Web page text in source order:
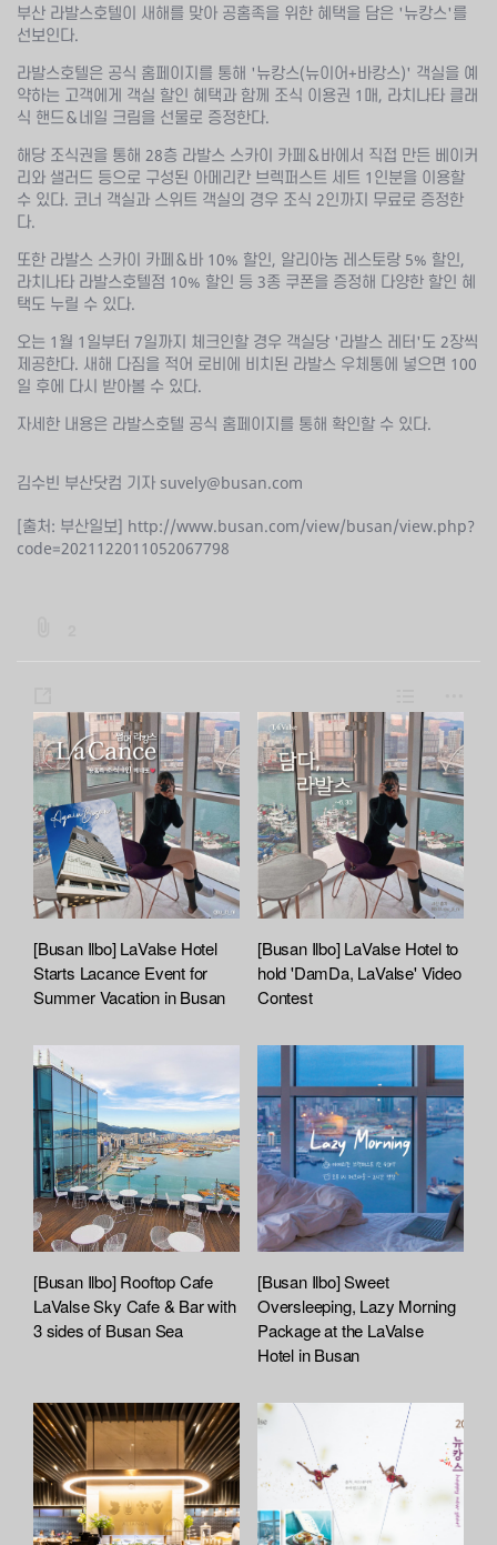
부산 라발스호텔이 새해를 맞아 공홈족을 위한 혜택을 담은 '뉴캉스'를
선보인다.
라발스호텔은 공식 홈페이지를 통해 '뉴캉스(뉴이어+바캉스)' 객실을 예
약하는 고객에게 객실 할인 혜택과 함께 조식 이용권 1매, 라치나타 클래
식 핸드＆네일 크림을 선물로 증정한다.
해당 조식권을 통해 28층 라발스 스카이 카페＆바에서 직접 만든 베이커
리와 샐러드 등으로 구성된 아메리칸 브렉퍼스트 세트 1인분을 이용할
수 있다. 코너 객실과 스위트 객실의 경우 조식 2인까지 무료로 증정한
다.
또한 라발스 스카이 카페＆바 10% 할인, 알리아농 레스토랑 5% 할인,
라치나타 라발스호텔점 10% 할인 등 3종 쿠폰을 증정해 다양한 할인 혜
택도 누릴 수 있다.
오는 1월 1일부터 7일까지 체크인할 경우 객실당 '라발스 레터'도 2장씩
제공한다. 새해 다짐을 적어 로비에 비치된 라발스 우체통에 넣으면 100
일 후에 다시 받아볼 수 있다.
자세한 내용은 라발스호텔 공식 홈페이지를 통해 확인할 수 있다.
김수빈 부산닷컴 기자 suvely@busan.com
[출처: 부산일보] http://www.busan.com/view/busan/view.php?
code=2021122011052067798
r
d
:
:
f
i
l
e
A
t
t
a
h
e
d
L
i
s
t
h
a
e
i
s
t
[Busan Ilbo] LaValse Hotel
Starts Lacance Event for
Summer Vacation in Busan
[Busan Ilbo] LaValse Hotel to
hold 'DamDa, LaValse' Video
Contest
[Busan Ilbo] Rooftop Cafe
LaValse Sky Cafe & Bar with
3 sides of Busan Sea
[Busan Ilbo] Sweet
Oversleeping, Lazy Morning
Package at the LaValse
Hotel in Busan